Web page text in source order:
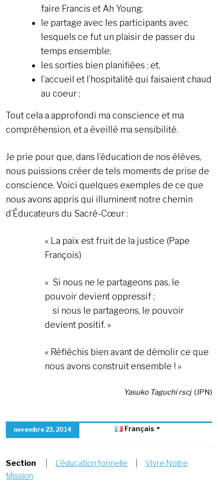
faire Francis et Ah Young;
le partage avec les participants avec
lesquels ce fut un plaisir de passer du
temps ensemble;
les sorties bien planifiées ; et,
l’accueil et l’hospitalité qui faisaient chaud
au coeur ;
Tout cela a approfondi ma conscience et ma
compréhension, et a éveillé ma sensibilité.
Je prie pour que, dans l’éducation de nos élèves,
nous puissions créer de tels moments de prise de
conscience. Voici quelques exemples de ce que
nous avons appris qui illuminent notre chemin
d’Éducateurs du Sacré-Cœur :
« La paix est fruit de la justice (Pape
François)
« Si nous ne le partageons pas, le
pouvoir devient oppressif ;
si nous le partageons, le pouvoir
devient positif. »
« Réfléchis bien avant de démolir ce que
nous avons construit ensemble ! »
Yasuko Taguchi rscj(JPN)
novembre 23, 2014 Français
Section L'éducation formelle
Vivre Notre
Mission